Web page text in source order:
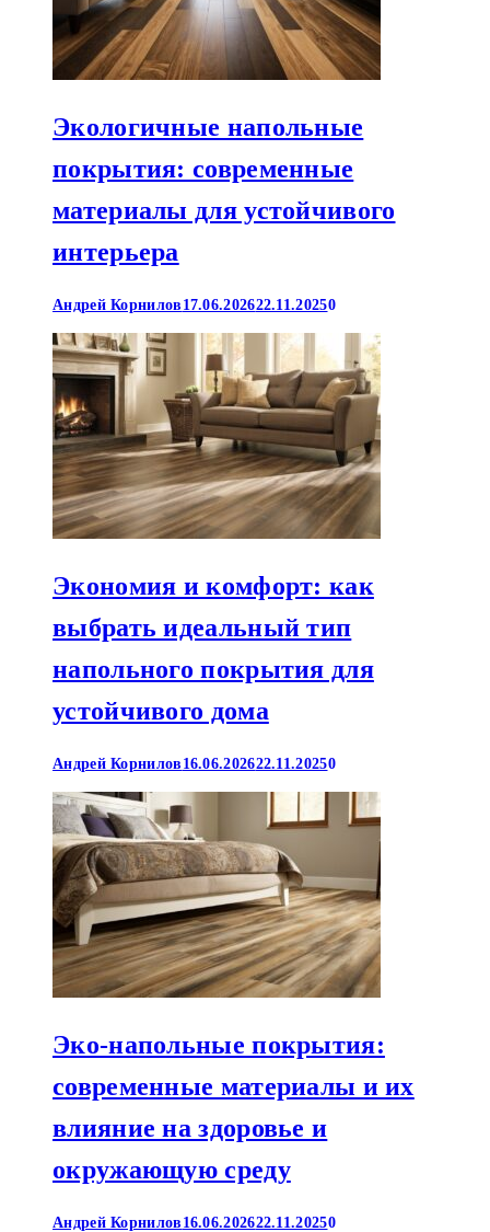
Экологичные напольные
покрытия: современные
материалы для устойчивого
интерьера
Андрей Корнилов 17.06.202622.11.20250
Экономия и комфорт: как
выбрать идеальный тип
напольного покрытия для
устойчивого дома
Андрей Корнилов 16.06.202622.11.20250
Эко-напольные покрытия:
современные материалы и их
влияние на здоровье и
окружающую среду
Андрей Корнилов 16.06.202622.11.20250